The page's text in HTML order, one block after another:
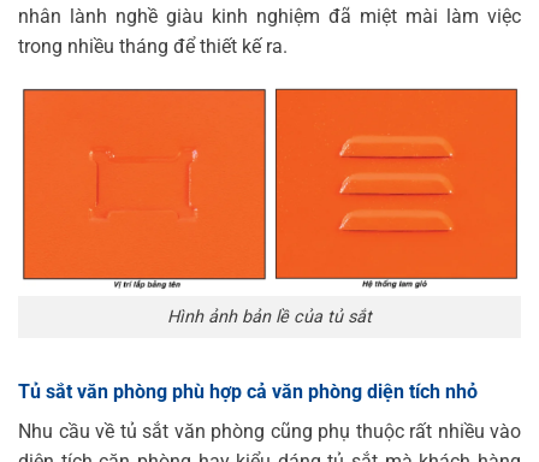
nhân lành nghề giàu kinh nghiệm đã miệt mài làm việc
trong nhiều tháng để thiết kế ra.
Hình ảnh bản lề của tủ sắt
Tủ sắt văn phòng phù hợp cả văn phòng diện tích nhỏ
Nhu cầu về tủ sắt văn phòng cũng phụ thuộc rất nhiều vào